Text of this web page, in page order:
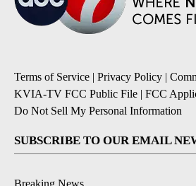
Terms of Service | Privacy Policy |
KVIA-TV FCC Public File | FCC
Do Not Sell My Personal Information
SUBSCRIBE TO OUR EMAIL
Breaking News